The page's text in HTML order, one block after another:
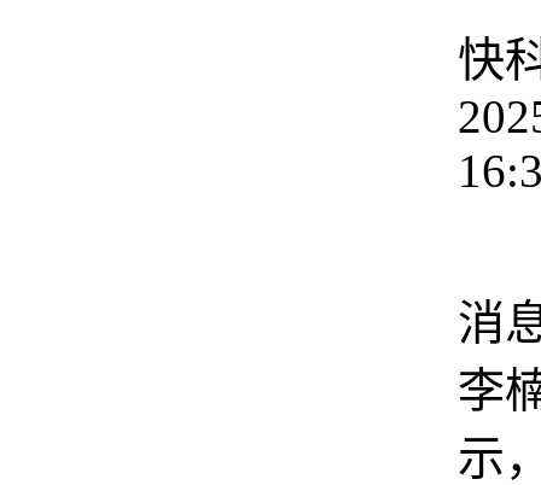
快
消
李
示